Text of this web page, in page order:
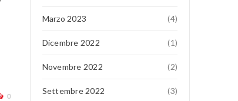
0
potete contare su una piattaforma elettronica
acceleratore
Marzo 2023 (4)
Dicembre 2022 (1)
Novembre 2022 (2)
Settembre 2022 (3)